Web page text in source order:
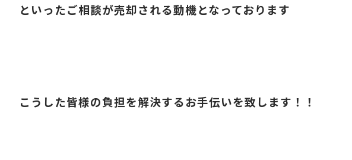
といったご相談が売却される動機となっております
こうした皆様の負担を解決するお手伝いを致します！！